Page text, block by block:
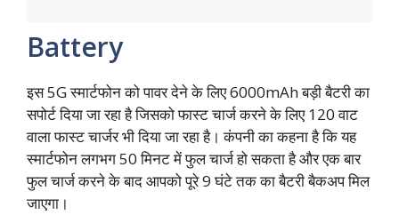
Battery
इस 5G स्मार्टफोन को पावर देने के लिए 6000mAh बड़ी बैटरी का
सपोर्ट दिया जा रहा है जिसको फास्ट चार्ज करने के लिए 120 वाट
वाला फास्ट चार्जर भी दिया जा रहा है। कंपनी का कहना है कि यह
स्मार्टफोन लगभग 50 मिनट में फुल चार्ज हो सकता है और एक बार
फुल चार्ज करने के बाद आपको पूरे 9 घंटे तक का बैटरी बैकअप मिल
जाएगा।